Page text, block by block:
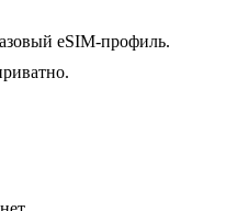
eSIM-профиль.